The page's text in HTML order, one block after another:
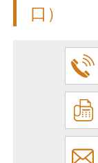
口）